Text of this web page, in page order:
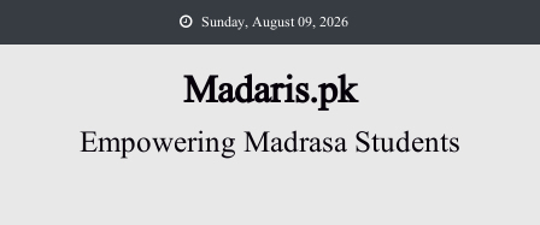
to
Sunday, August 09, 2026
Madaris.pk
Empowering Madrasa Students